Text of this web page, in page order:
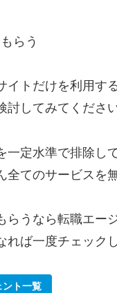
らう
イトだけを利用す
してみてください
定水準で排除し
てのサービスを
らうなら転職エー
ば一度チェック
ント一覧